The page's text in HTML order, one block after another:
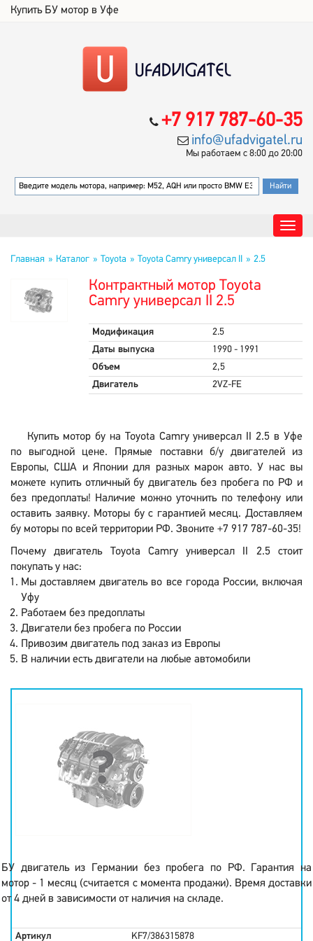
Купить БУ мотор в Уфе
+7 917 787-60-35
info@ufadvigatel.ru
Мы работаем с 8:00 до 20:00
Главная Каталог Toyota Toyota Camry универсал II 2.5
Контрактный мотор Toyota
Camry универсал II 2.5
Модификация
2.5
Даты выпуска
1990 - 1991
Объем
2,5
Двигатель
2VZ-FE
Купить мотор бу на Toyota Camry универсал II 2.5 в Уфе
по выгодной цене. Прямые поставки б/у двигателей из
Европы, США и Японии для разных марок авто. У нас вы
можете купить отличный бу двигатель без пробега по РФ и
без предоплаты! Наличие можно уточнить по телефону или
оставить заявку. Моторы бу с гарантией месяц. Доставляем
бу моторы по всей территории РФ. Звоните +7 917 787-60-35!
Почему двигатель Toyota Camry универсал II 2.5 стоит
покупать у нас:
Мы доставляем двигатель во все города России, включая
Уфу
Работаем без предоплаты
Двигатели без пробега по России
Привозим двигатель под заказ из Европы
В наличии есть двигатели на любые автомобили
БУ двигатель из Германии без пробега по РФ. Гарантия на
мотор - 1 месяц (считается с момента продажи). Время доставки
от 4 дней в зависимости от наличия на складе.
Артикул KF7/386315878